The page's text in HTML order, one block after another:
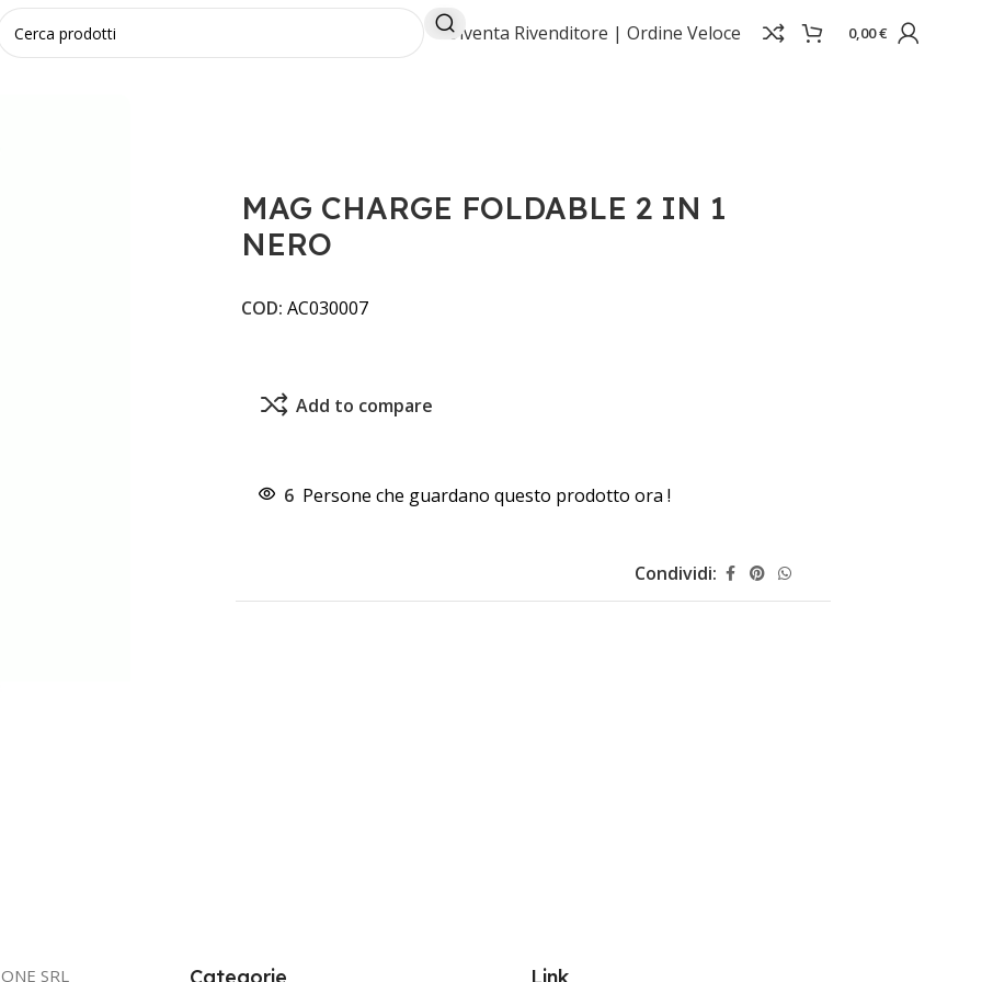
Diventa Rivenditore | Ordine Veloce 0,00€
2 IN 1 NERO
MAG CHARGE FOLDABLE 2 IN 1
NERO
COD: AC030007
Add to compare
6 Persone che guardano questo prodotto ora !
Condividi:
SRL Categorie Link